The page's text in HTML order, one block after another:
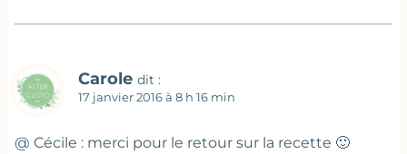
Carole dit :
17 janvier 2016 à 8 h 16 min
@ Cécile : merci pour le retour sur la recette 🙂